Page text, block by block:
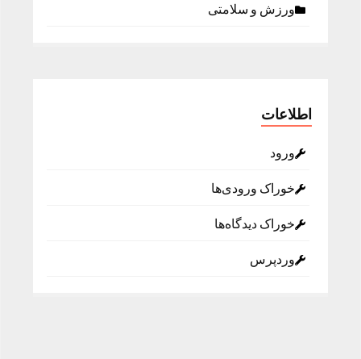
ورزش و سلامتی
اطلاعات
ورود
خوراک ورودی‌ها
خوراک دیدگاه‌ها
وردپرس